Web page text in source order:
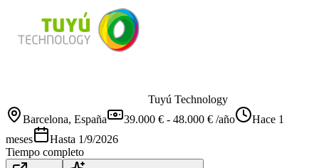
Tuyú Technology
Barcelona, España 39.000 € - 48.000 € /año
Hace 1
meses
Hasta 1/9/2026
Tiempo completo